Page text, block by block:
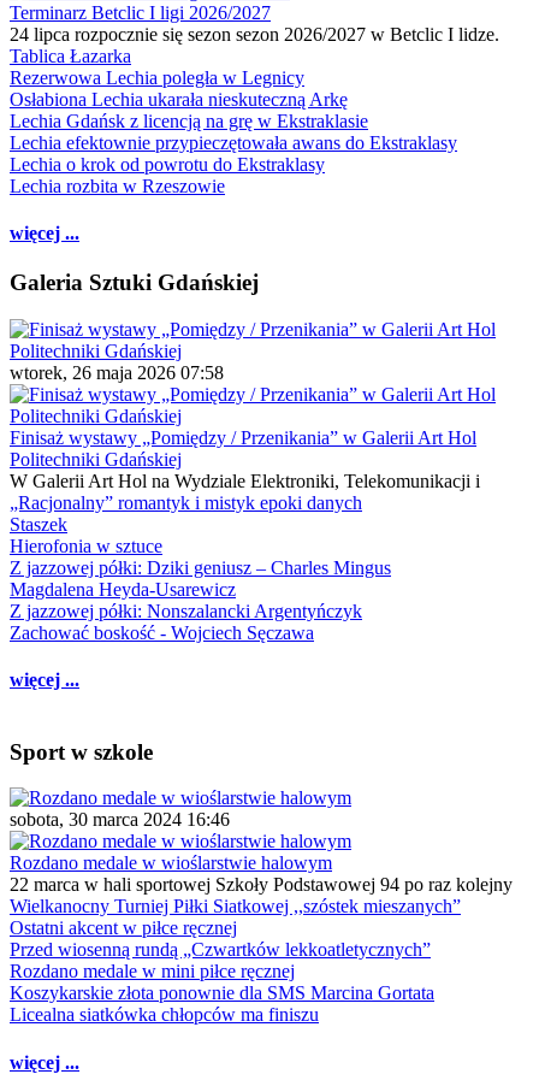
Terminarz Betclic I ligi 2026/2027
24 lipca rozpocznie się sezon sezon 2026/2027 w Betclic I lidze.
Tablica Łazarka
Rezerwowa Lechia poległa w Legnicy
Osłabiona Lechia ukarała nieskuteczną Arkę
Lechia Gdańsk z licencją na grę w Ekstraklasie
Lechia efektownie przypieczętowała awans do Ekstraklasy
Lechia o krok od powrotu do Ekstraklasy
Lechia rozbita w Rzeszowie
więcej ...
Galeria Sztuki Gdańskiej
wtorek, 26 maja 2026 07:58
Finisaż wystawy „Pomiędzy / Przenikania” w Galerii Art Hol
Politechniki Gdańskiej
W Galerii Art Hol na Wydziale Elektroniki, Telekomunikacji i
„Racjonalny” romantyk i mistyk epoki danych
Staszek
Hierofonia w sztuce
Z jazzowej półki: Dziki geniusz – Charles Mingus
Magdalena Heyda-Usarewicz
Z jazzowej półki: Nonszalancki Argentyńczyk
Zachować boskość - Wojciech Sęczawa
więcej ...
Sport w szkole
sobota, 30 marca 2024 16:46
Rozdano medale w wioślarstwie halowym
22 marca w hali sportowej Szkoły Podstawowej 94 po raz kolejny
Wielkanocny Turniej Piłki Siatkowej ,,szóstek mieszanych”
Ostatni akcent w piłce ręcznej
Przed wiosenną rundą „Czwartków lekkoatletycznych”
Rozdano medale w mini piłce ręcznej
Koszykarskie złota ponownie dla SMS Marcina Gortata
Licealna siatkówka chłopców ma finiszu
więcej ...